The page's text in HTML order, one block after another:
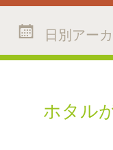
日別アー
ホタル